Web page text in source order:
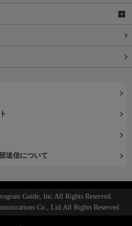
送信について
Guide, Inc.All Rights Reserved.
Co., Ltd.All Rights Reserved.